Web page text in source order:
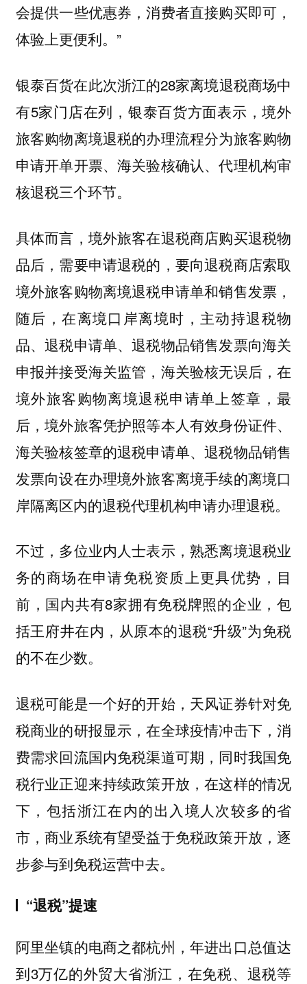
会提供一些优惠券，消费者直接购买即可，
体验上更便利。”
银泰百货在此次浙江的28家离境退税商场中
有5家门店在列，银泰百货方面表示，境外
旅客购物离境退税的办理流程分为旅客购物
申请开单开票、海关验核确认、代理机构审
核退税三个环节。
具体而言，境外旅客在退税商店购买退税物
品后，需要申请退税的，要向退税商店索取
境外旅客购物离境退税申请单和销售发票，
随后，在离境口岸离境时，主动持退税物
品、退税申请单、退税物品销售发票向海关
申报并接受海关监管，海关验核无误后，在
境外旅客购物离境退税申请单上签章，最
后，境外旅客凭护照等本人有效身份证件、
海关验核签章的退税申请单、退税物品销售
发票向设在办理境外旅客离境手续的离境口
岸隔离区内的退税代理机构申请办理退税。
不过，多位业内人士表示，熟悉离境退税业
务的商场在申请免税资质上更具优势，目
前，国内共有8家拥有免税牌照的企业，包
括王府井在内，从原本的退税“升级”为免税
的不在少数。
退税可能是一个好的开始，天风证券针对免
税商业的研报显示，在全球疫情冲击下，消
费需求回流国内免税渠道可期，同时我国免
税行业正迎来持续政策开放，在这样的情况
下，包括浙江在内的出入境人次较多的省
市，商业系统有望受益于免税政策开放，逐
步参与到免税运营中去。
“退税”提速
阿里坐镇的电商之都杭州，年进出口总值达
到3万亿的外贸大省浙江，在免税、退税等